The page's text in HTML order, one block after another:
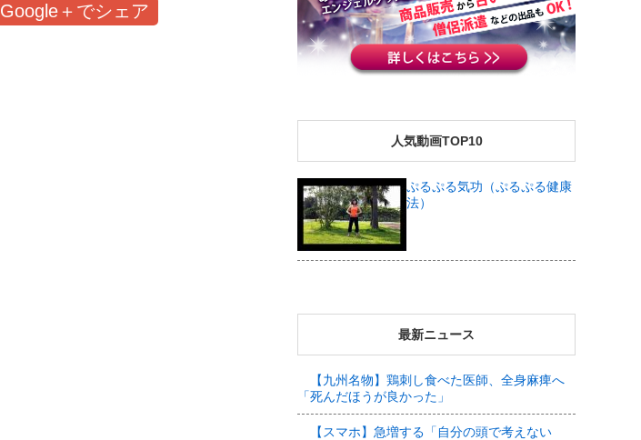
Google＋でシェア
人気動画TOP10
ぷるぷる気功（ぷるぷる健康
法）
最新ニュース
【九州名物】鶏刺し食べた医師、全身麻痺へ
「死んだほうが良かった」
【スマホ】急増する「自分の頭で考えない